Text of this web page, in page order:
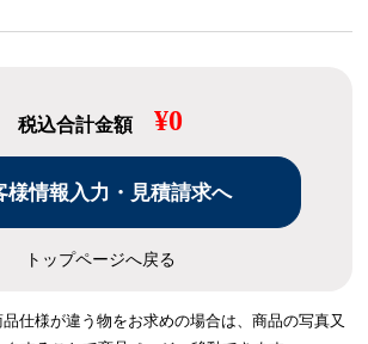
税込合計金額 ¥0
トップページへ戻る
仕様が違う物をお求めの場合は、商品の写真又